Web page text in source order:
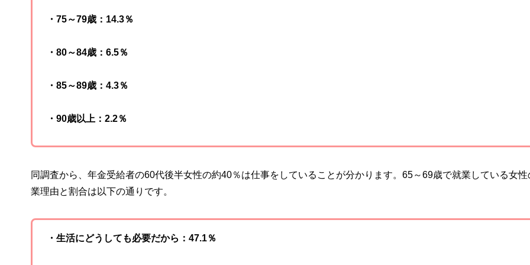
・75～79歳：14.3％
・80～84歳：6.5％
・85～89歳：4.3％
・90歳以上：2.2％
同調査から、年金受給者の60代後半女性の約40％は仕事をしていることが分かります。65～69歳で就業している女性
業理由と割合は以下の通りです。
・生活にどうしても必要だから：47.1％